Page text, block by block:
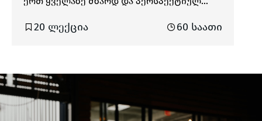
დიდი როლი ითამაშა Angular Framework-მა,
აქტიურად მიმდინარეობს. Angular
Framework-ის გამოყენებით თქვენ
შეძლებთ TypeScript-Based Responsive
Single-Page აპლიკაციების (SPA) აწყობას.
20 ლექცია 60 საათი